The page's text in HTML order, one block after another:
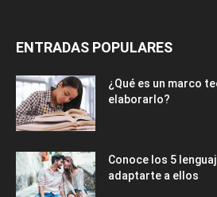
ENTRADAS POPULARES
¿Qué es un marco
elaborarlo?
Conoce los 5
adaptarte a ellos